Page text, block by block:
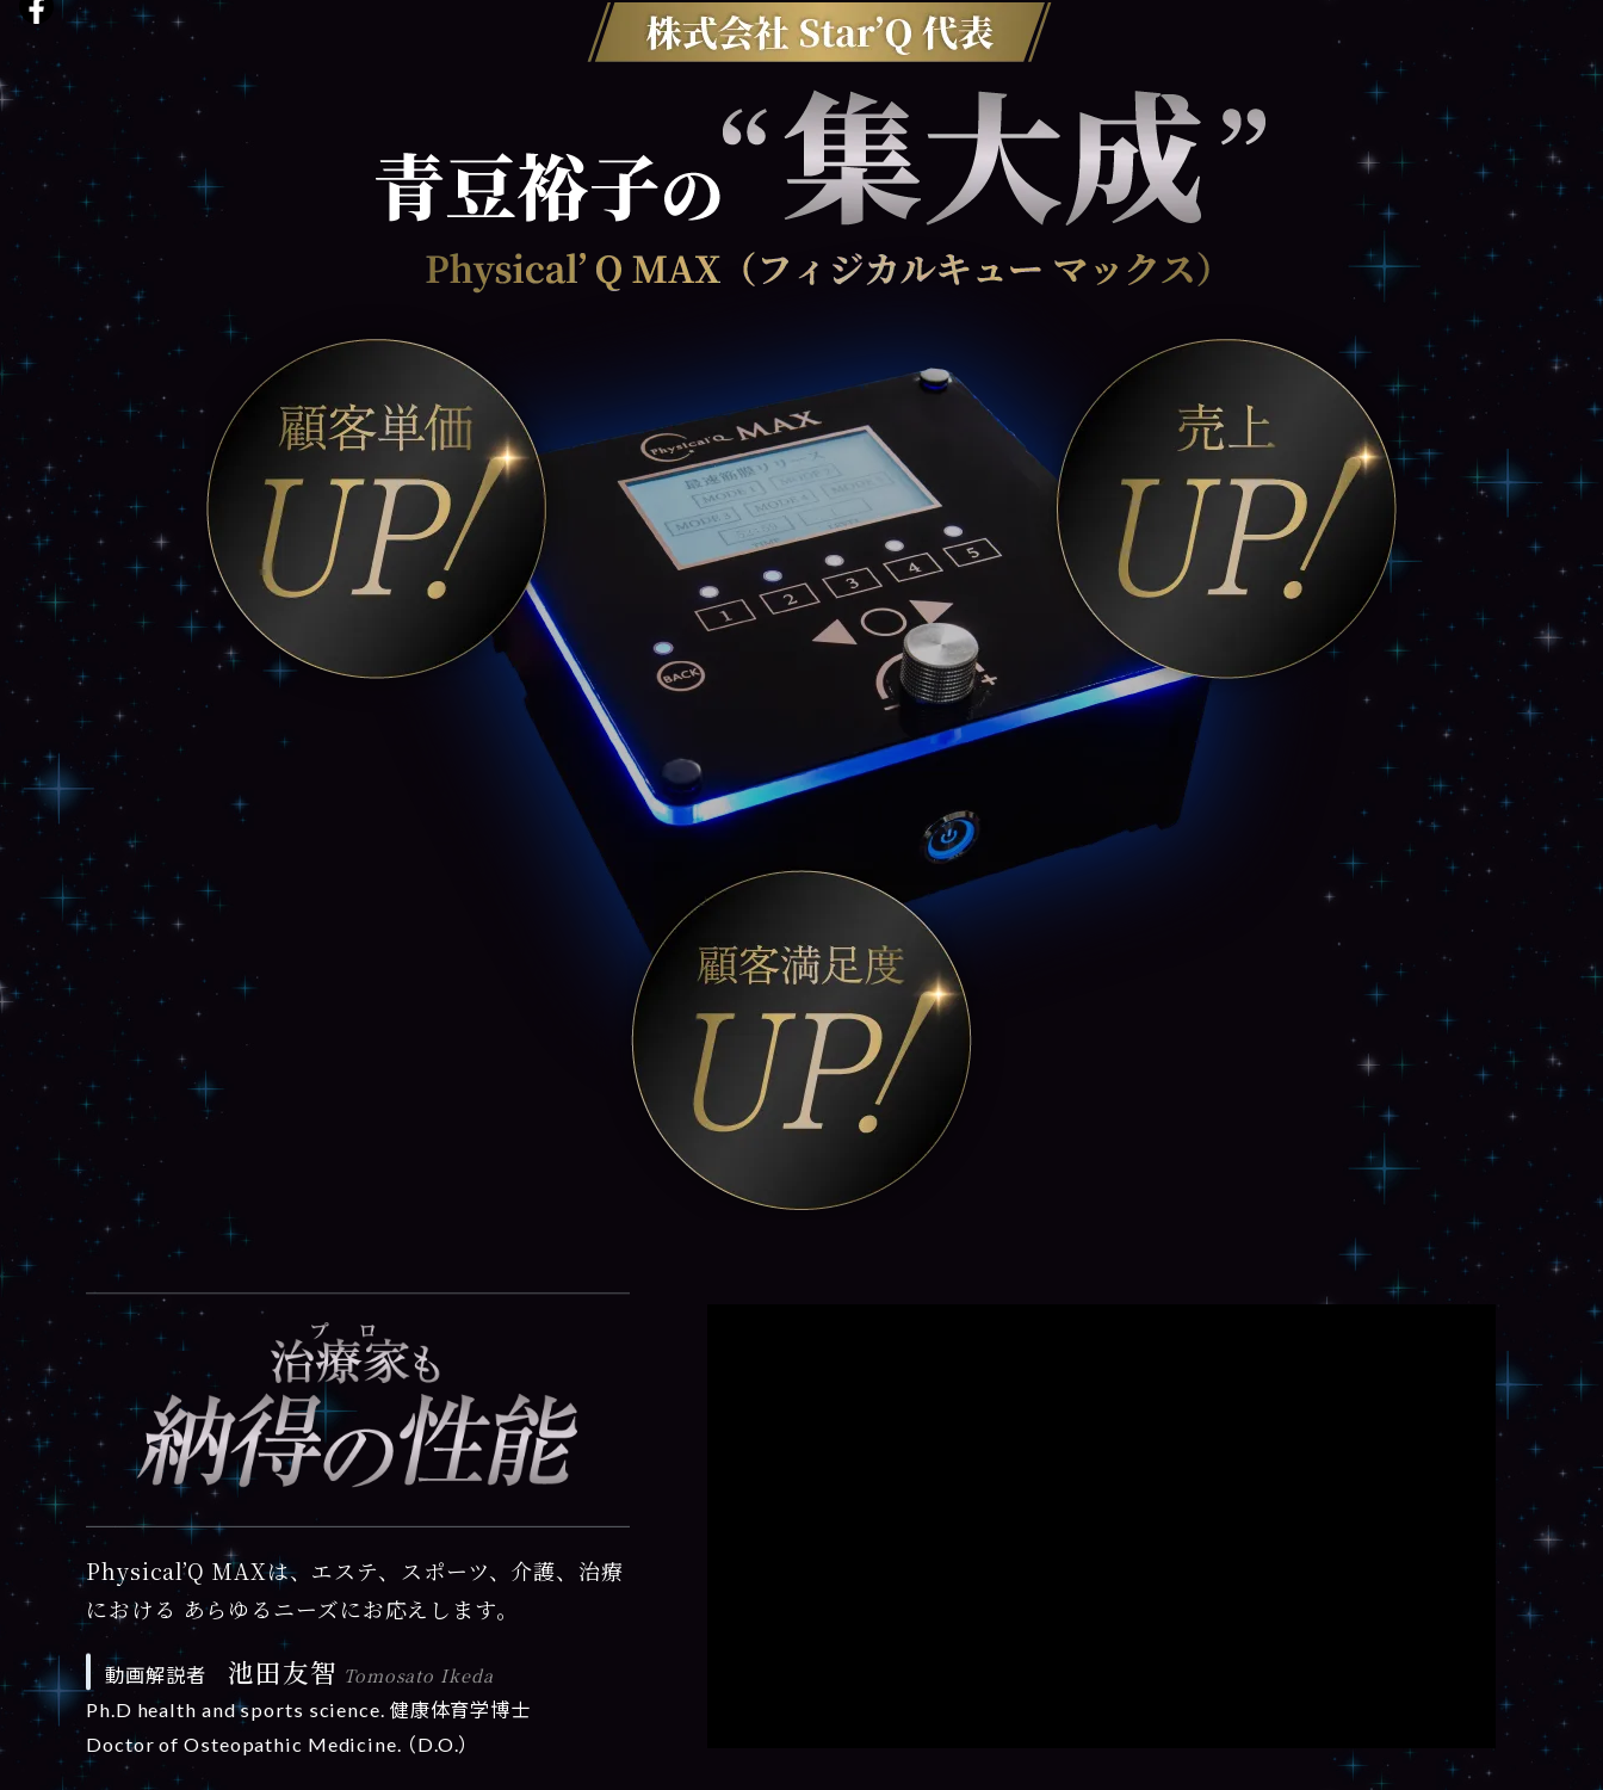
Physical’Q MAXは、エステ、スポーツ、介護、治療
における あらゆるニーズにお応えします。
動画解説者 池田友智 Tomosato Ikeda
Ph.D health and sports science. 健康体育学博士
Doctor of Osteopathic Medicine. （D.O.）